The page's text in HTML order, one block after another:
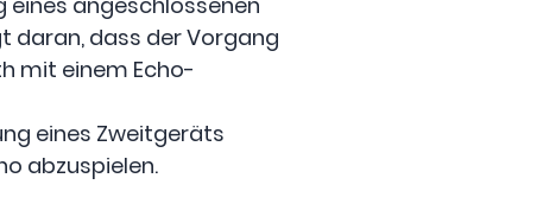
daran, dass der Vorgang
mit einem Echo-
eines Zweitgeräts
abzuspielen.